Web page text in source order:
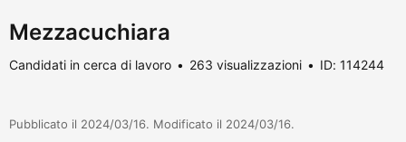
Mezzacuchiara
Candidati in cerca di lavoro 263 visualizzazioni ID: 114244
Pubblicato il 2024/03/16. Modificato il 2024/03/16.